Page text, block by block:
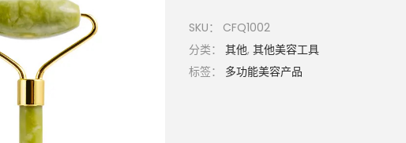
SKU： CFQ1002
分类： 其他, 其他美容工具
标签： 多功能美容产品